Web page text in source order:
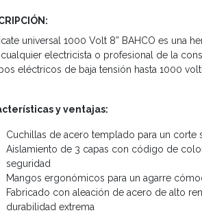
universal 1000 Volt 8” BAHCO es una
cualquier electricista o profesional de la
eléctricos de baja tensión hasta 1000
y ventajas:
Cuchillas de acero templado para un corte
Aislamiento de 3 capas con código de
seguridad
Mangos ergonómicos para un agarre
Fabricado con aleación de acero de alto
durabilidad extrema